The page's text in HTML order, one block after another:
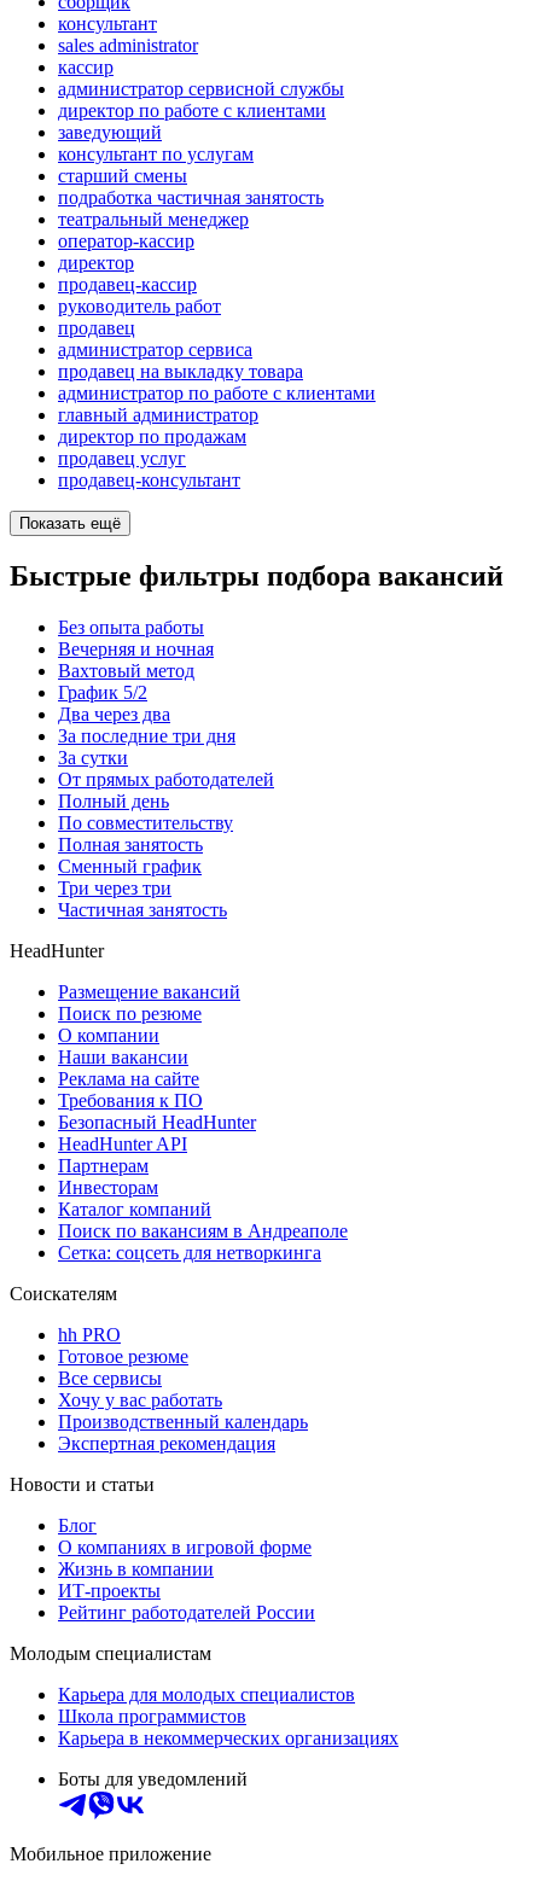
консультант
sales administrator
кассир
администратор сервисной службы
директор по работе с клиентами
заведующий
консультант по услугам
старший смены
подработка частичная занятость
театральный менеджер
оператор-кассир
директор
продавец-кассир
руководитель работ
продавец
администратор сервиса
продавец на выкладку товара
администратор по работе с клиентами
главный администратор
директор по продажам
продавец услуг
продавец-консультант
Показать ещё
Быстрые фильтры подбора вакансий
Без опыта работы
Вечерняя и ночная
Вахтовый метод
График 5/2
Два через два
За последние три дня
За сутки
От прямых работодателей
Полный день
По совместительству
Полная занятость
Сменный график
Три через три
Частичная занятость
HeadHunter
Размещение вакансий
Поиск по резюме
О компании
Наши вакансии
Реклама на сайте
Требования к ПО
Безопасный HeadHunter
HeadHunter API
Партнерам
Инвесторам
Каталог компаний
Поиск по вакансиям в Андреаполе
Сетка: соцсеть для нетворкинга
Соискателям
hh PRO
Готовое резюме
Все сервисы
Хочу у вас работать
Производственный календарь
Экспертная рекомендация
Новости и статьи
Блог
О компаниях в игровой форме
Жизнь в компании
ИТ-проекты
Рейтинг работодателей России
Молодым специалистам
Карьера для молодых специалистов
Школа программистов
Карьера в некоммерческих организациях
Боты для уведомлений
Мобильное приложение